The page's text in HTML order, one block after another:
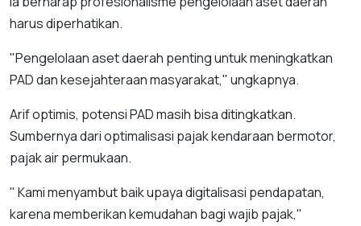
harus diperhatikan.
"Pengelolaan aset daerah penting untuk meningkatkan
PAD dan kesejahteraan masyarakat," ungkapnya.
Arif optimis, potensi PAD masih bisa ditingkatkan.
Sumbernya dari optimalisasi pajak kendaraan bermotor,
pajak air permukaan.
" Kami menyambut baik upaya digitalisasi pendapatan,
karena memberikan kemudahan bagi wajib pajak,"